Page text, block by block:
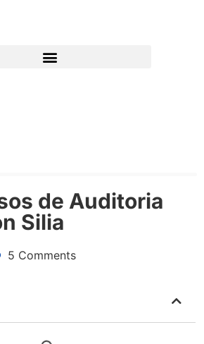
de Auditoria
Silia
5 Comments